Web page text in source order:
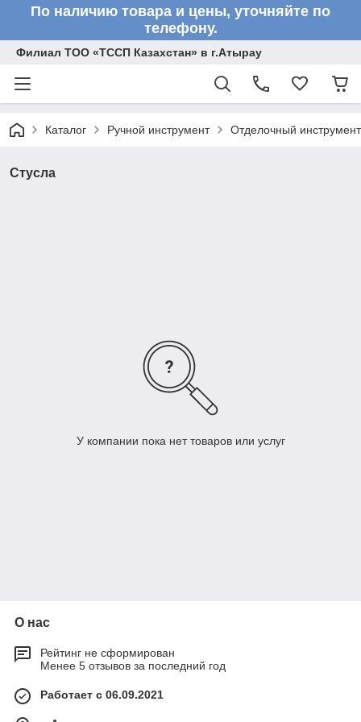
По наличию товара и цены, уточняйте по
телефону.
Филиал ТОО «ТССП Казахстан» в г.Атырау
Каталог Ручной инструмент Отделочный инструмент
Стусла
У компании пока нет товаров или услуг
О нас
Рейтинг не сформирован
Менее 5 отзывов за последний год
Работает с 06.09.2021